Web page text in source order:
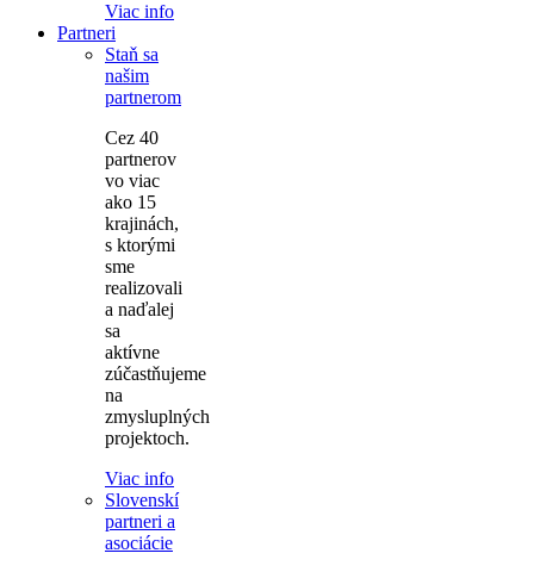
Viac info
Partneri
Staň sa
našim
partnerom
Cez 40
partnerov
vo viac
ako 15
krajinách,
s ktorými
sme
realizovali
a naďalej
sa
aktívne
zúčastňujeme
na
zmysluplných
projektoch.
Viac info
Slovenskí
partneri a
asociácie